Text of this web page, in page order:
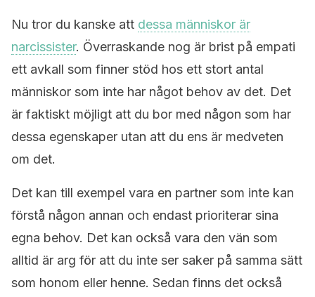
Nu tror du kanske att dessa människor är
narcissister. Överraskande nog är brist på empati
ett avkall som finner stöd hos ett stort antal
människor som inte har något behov av det. Det
är faktiskt möjligt att du bor med någon som har
dessa egenskaper utan att du ens är medveten
om det.
Det kan till exempel vara en partner som inte kan
förstå någon annan och endast prioriterar sina
egna behov. Det kan också vara den vän som
alltid är arg för att du inte ser saker på samma sätt
som honom eller henne. Sedan finns det också